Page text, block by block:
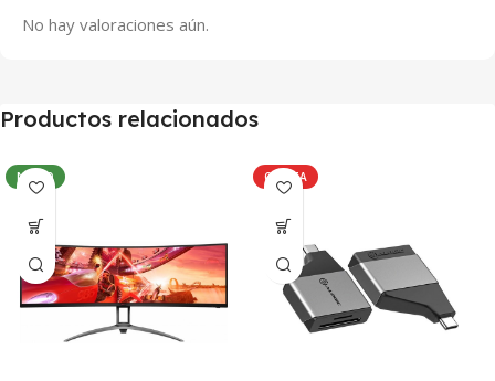
No hay valoraciones aún.
Productos relacionados
NUEVO OFERTA